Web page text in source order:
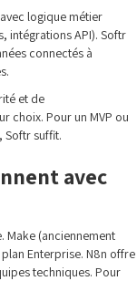
logique métier
intégrations API). Softr
connectés à
et de
choix. Pour un MVP ou
Softr suffit.
avec
Make (anciennement
Enterprise. N8n offre
techniques. Pour